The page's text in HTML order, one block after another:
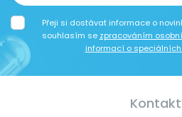
Přeji si dostávat informace o
souhlasím se zpracováním
informací o